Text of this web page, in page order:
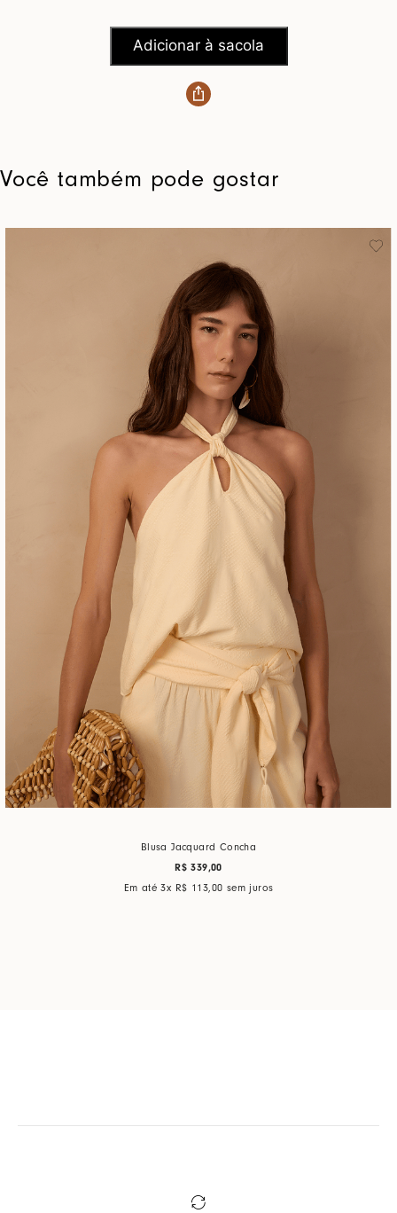
Adicionar à sacola
Você também pode gostar
Blusa Jacquard Concha
R$ 339,00
Em até3x R$ 113,00 sem juros